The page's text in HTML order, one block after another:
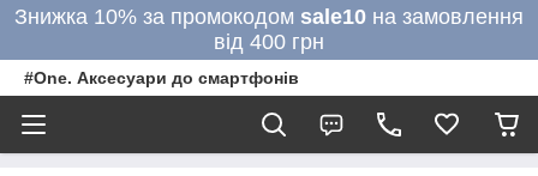
Знижка 10% за промокодом sale10 на замовлення
від 400 грн
#One. Аксесуари до смартфонів